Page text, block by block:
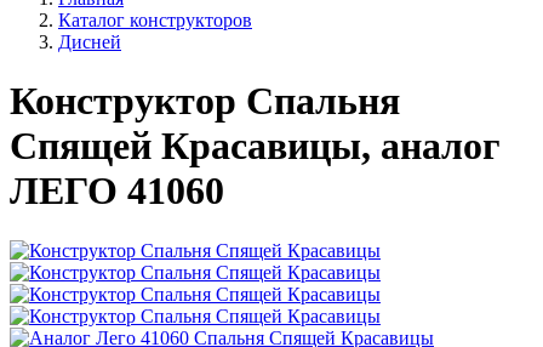
Каталог конструкторов
Дисней
Конструктор Спальня
Спящей Красавицы, аналог
ЛЕГО 41060